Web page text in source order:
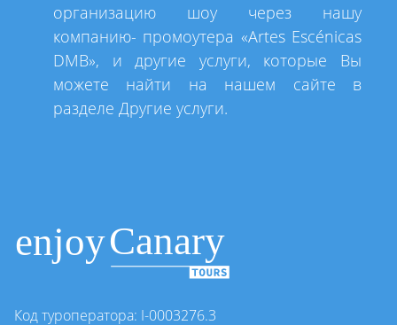
организацию шоу через нашу
компанию- промоутера «Artes Escénicas
DMB», и другие услуги, которые Вы
можете найти на нашем сайте в
разделе Другие услуги.
Код туроператора: I-0003276.3